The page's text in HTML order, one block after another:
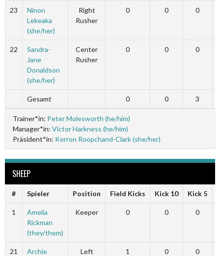
23
Ninon
Lekeaka
(she/her)
Right
Rusher
0 0 0
22
Sandra-
Jane
Donaldson
(she/her)
Center
Rusher
0 0 0
Gesamt 0 0 3
Trainer*in: Peter Molesworth (he/him)
Manager*in: Victor Harkness (he/him)
Präsident*in: Kerron Roopchand-Clark (she/her)
SHEEP
# Spieler Position Field Kicks Kick 10 Kick 5
1
Amelia
Rickman
(they/them)
Keeper 0 0 0
21
Archie
Left
1 0 0